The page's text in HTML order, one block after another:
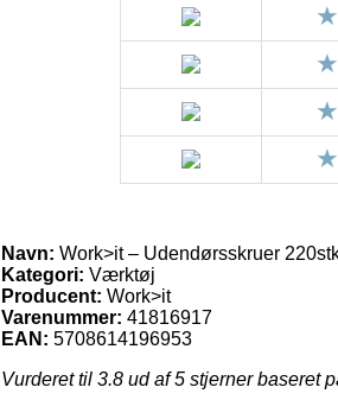
Navn: Work>it – Udendørsskruer
Kategori: Værktøj
Producent: Work>it
Varenummer: 41816917
EAN: 5708614196953
Vurderet til 3.8 ud af 5 stjerner baseret